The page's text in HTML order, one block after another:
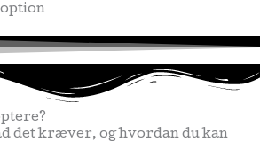
det kræver, og hvordan du kan